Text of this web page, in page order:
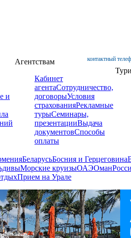
контактный
и
Агентствам
Кабинет
агентаСотрудничество,
договорыУсловия
страхованияРекламные
турыСеминары,
презентацииВыдача
документовСпособы
оплаты
БеларусьБосния и Герцеговина
Морские круизыОАЭОман
Прием на Урале